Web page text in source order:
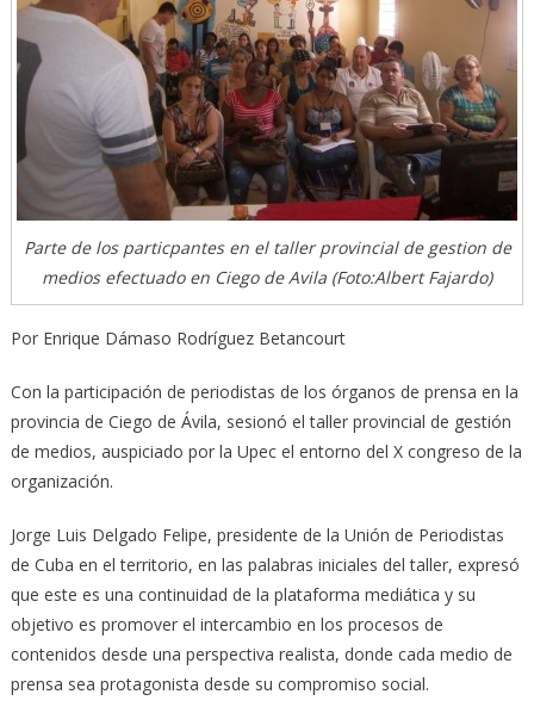
Parte de los particpantes en el taller provincial de gestion de
medios efectuado en Ciego de Avila (Foto:Albert Fajardo)
Por Enrique Dámaso Rodríguez Betancourt
Con la participación de periodistas de los órganos de prensa en la
provincia de Ciego de Ávila, sesionó el taller provincial de gestión
de medios, auspiciado por la Upec el entorno del X congreso de la
organización.
Jorge Luis Delgado Felipe, presidente de la Unión de Periodistas
de Cuba en el territorio, en las palabras iniciales del taller, expresó
que este es una continuidad de la plataforma mediática y su
objetivo es promover el intercambio en los procesos de
contenidos desde una perspectiva realista, donde cada medio de
prensa sea protagonista desde su compromiso social.